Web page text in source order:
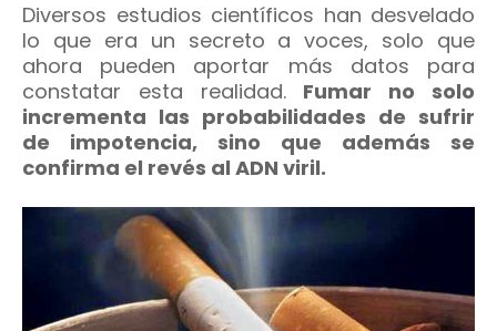
Diversos estudios científicos han desvelado
lo que era un secreto a voces, solo que
ahora pueden aportar más datos para
constatar esta realidad. Fumar no solo
incrementa las probabilidades de sufrir
de impotencia, sino que además se
confirma el revés al ADN viril.